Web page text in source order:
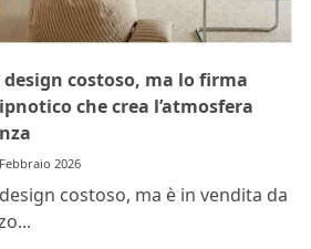
costoso, ma lo firma
che crea l’atmosfera
2026
costoso, ma è in vendita da